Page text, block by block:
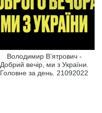
Володимир В’ятрович -
Добрий вечір, ми з України.
Головне за день. 21092022